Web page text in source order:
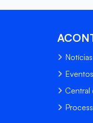
Notícias
Eventos
Central